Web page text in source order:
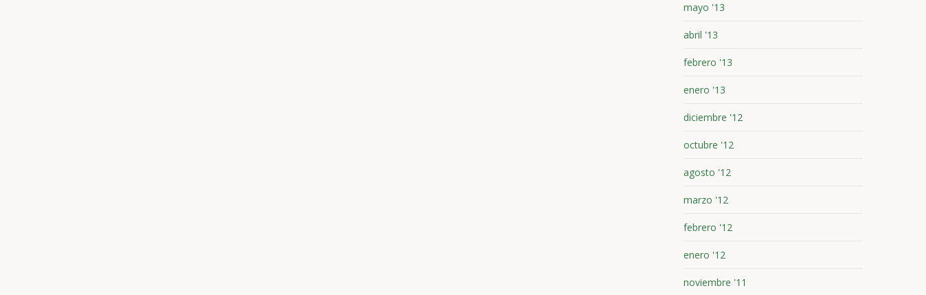
mayo '13
abril '13
febrero '13
enero '13
diciembre '12
octubre '12
agosto '12
marzo '12
febrero '12
enero '12
noviembre '11